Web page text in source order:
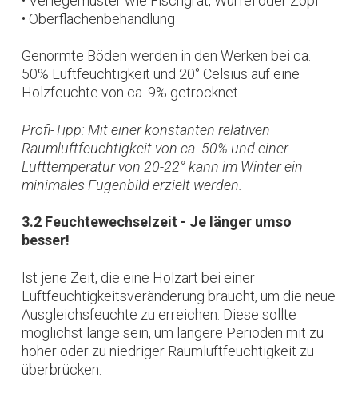
• Oberflächenbehandlung
Genormte Böden werden in den Werken bei ca.
50% Luftfeuchtigkeit und 20° Celsius auf eine
Holzfeuchte von ca. 9% getrocknet.
Profi-Tipp: Mit einer konstanten relativen
Raumluftfeuchtigkeit von ca. 50% und einer
Lufttemperatur von 20-22° kann im Winter ein
minimales Fugenbild erzielt werden.
3.2 Feuchtewechselzeit - Je länger umso
besser!
Ist jene Zeit, die eine Holzart bei einer
Luftfeuchtigkeitsveränderung braucht, um die neue
Ausgleichsfeuchte zu erreichen. Diese sollte
möglichst lange sein, um längere Perioden mit zu
hoher oder zu niedriger Raumluftfeuchtigkeit zu
überbrücken.